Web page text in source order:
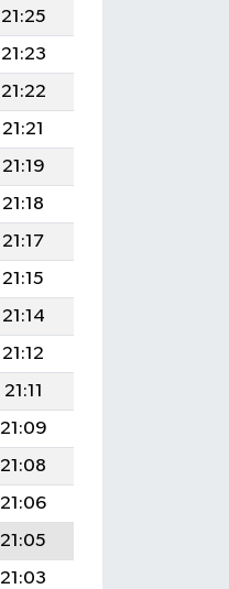
21:25
21:23
21:22
21:21
21:19
21:18
21:17
21:15
21:14
21:12
21:11
21:09
21:08
21:06
21:05
21:03